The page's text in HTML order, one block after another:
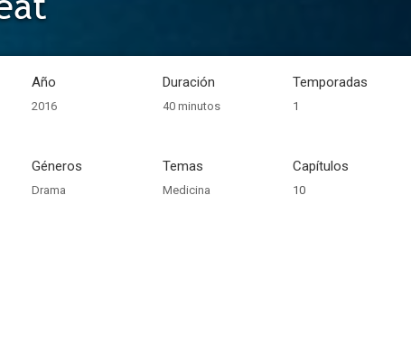
Año
2016
Duración
40 minutos
Temporadas
1
Géneros
Drama
Temas
Medicina
Capítulos
10